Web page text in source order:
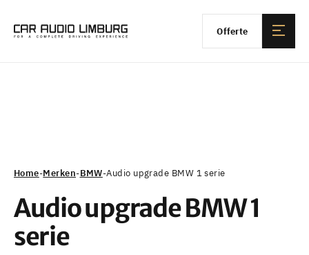
Offerte
Home-Merken-BMW-Audio upgrade BMW 1 serie
Audio upgrade BMW 1
serie